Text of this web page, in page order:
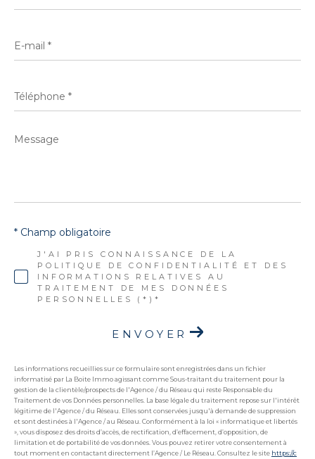
mail
*
*
Message
J'AI PRIS CONNAISSANCE DE LA
POLITIQUE DE CONFIDENTIALITÉ ET DES
INFORMATIONS RELATIVES AU
TRAITEMENT DE MES DONNÉES
PERSONNELLES (*)*
* Champ obligatoire
ENVOYER
Les informations recueillies sur ce formulaire sont enregistrées dans un fichier
informatisé par La Boite Immo agissant comme Sous-traitant du traitement pour la
gestion de la clientèle/prospects de l'Agence / du Réseau qui reste Responsable du
Traitement de vos Données personnelles. La base légale du traitement repose sur l'intérêt
légitime de l'Agence / du Réseau. Elles sont conservées jusqu'à demande de suppression
et sont destinées à l'Agence / au Réseau. Conformément à la loi « informatique et libertés
», vous disposez des droits d’accès, de rectification, d’effacement, d’opposition, de
limitation et de portabilité de vos données. Vous pouvez retirer votre consentement à
tout moment en contactant directement l’Agence / Le Réseau. Consultez le site https://c